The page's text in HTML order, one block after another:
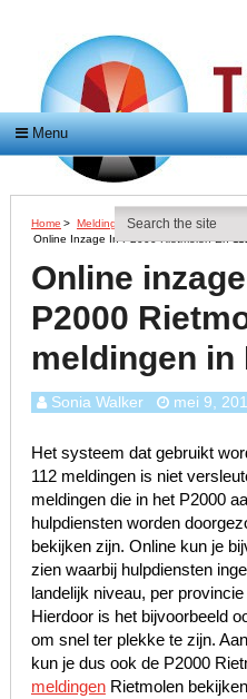
Menu
Home > Meldingen >
Online Inzage In P2000 Rietmolen En
Online
P2000
meldingen in
Sonia Walker mei 9,
Het systeem dat gebruikt
112 meldingen is niet
meldingen die in het P2000
hulpdiensten worden
bekijken zijn. Online kun je
zien waarbij hulpdiensten
landelijk niveau, per
Hierdoor is het bijvoorbeeld
om snel ter plekke te zijn.
kun je dus ook de P2000
meldingenRietmolen